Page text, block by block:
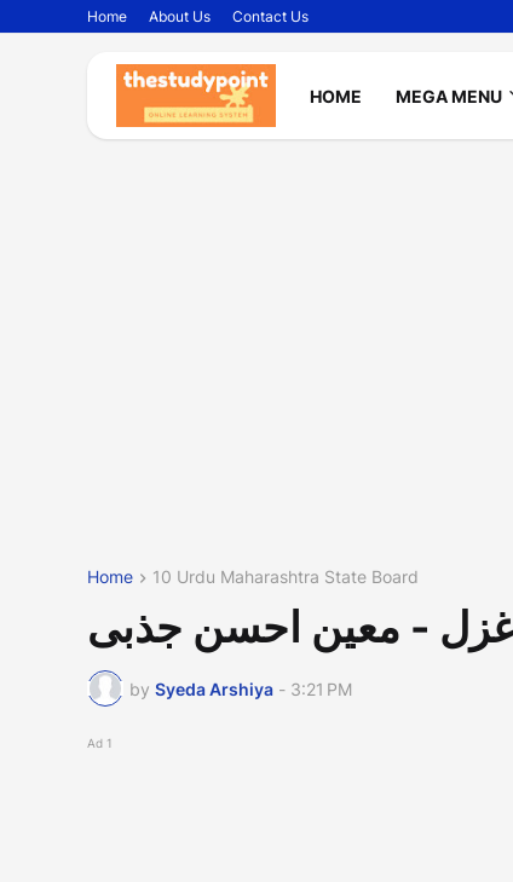
Home About Us Contact Us
HOME MEGA MENU
Home 10 Urdu Maharashtra State Board
by Syeda Arshiya - 3:21 PM
Ad 1